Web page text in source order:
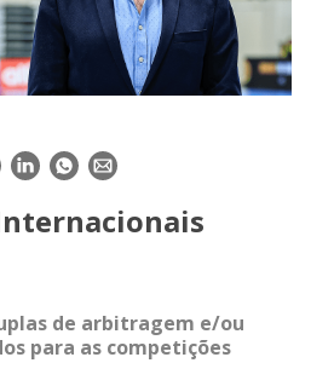
LinkedInWhatsApp
E-
de arbitragem e/ou
para as competições